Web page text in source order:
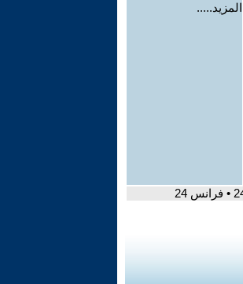
المزيد.....